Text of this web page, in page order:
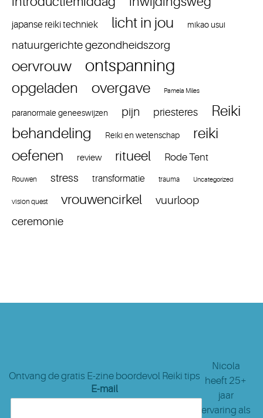
japanse reiki techniek licht in jou mikao usui
natuurgerichte gezondheidszorg
oervrouw ontspanning
opgeladen overgave Pamela Miles
paranormale geneeswijzen pijn priesteres
Reiki
behandeling
Reiki en wetenschap
reiki
oefenen
review ritueel Rode Tent
Rouwen stress transformatie trauma Uncategorized
vision quest vrouwencirkel
vuurloop
ceremonie
Ontvang de gratis E-zine boordevol Reiki tips
E-mail
Nicola
heeft 25+
jaar
ervaring als